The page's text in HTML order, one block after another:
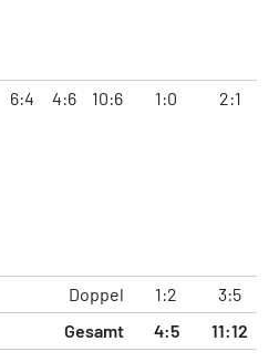
6:4 4:6 10:6 1:0 2:1
Doppel 1:2 3:5
Gesamt
4:5 11:12